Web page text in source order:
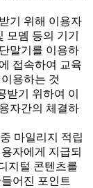
기 위해 이용자
모뎀 등의 기기
말기를 이용하
접속하여 교육
용하는 것
기 위하여 이
자간의 체결하
마일리지 적립
자에게 지급되
지털 콘텐츠를
어진 포인트